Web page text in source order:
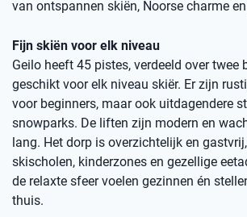
van ontspannen skiën, Noorse charme
Fijn skiën voor elk niveau
Geilo heeft 45 pistes, verdeeld over twee
geschikt voor elk niveau skiër. Er zijn
voor beginners, maar ook uitdagendere
snowparks. De liften zijn modern en
lang. Het dorp is overzichtelijk en
skischolen, kinderzones en gezellige
de relaxte sfeer voelen gezinnen én
thuis.